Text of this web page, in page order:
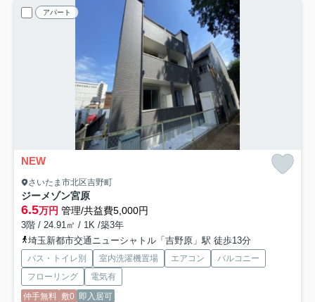
アパート
NEW
さいたま市北区吉野町
ジーメゾン宮原
6.5万円 管理/共益費5,000円
3階 / 24.91㎡ / 1K /築3年
埼玉新都市交通ニューシャトル「吉野原」駅 徒歩13分
バス・トイレ別 室内洗濯機置場 エアコン
バルコニー
フローリング
電気有
仲手無料 敷0 即入居可